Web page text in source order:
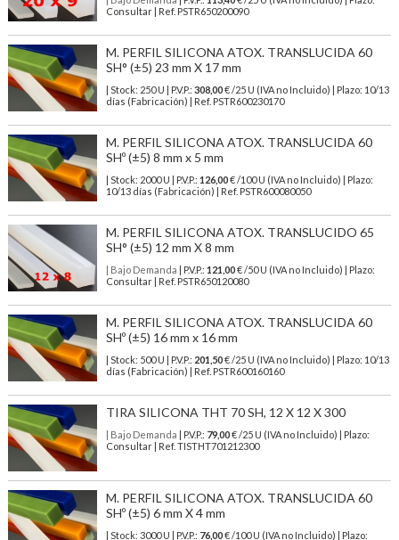
Consultar | Ref. PSTR650200090
M. PERFIL SILICONA ATOX. TRANSLUCIDA 60
SH° (±5) 23 mm X 17 mm
| Stock: 250 U | P.V.P.: 308,00€/25 U (IVA no Incluido)
| Plazo: 10/13
días (Fabricación) | Ref. PSTR600230170
M. PERFIL SILICONA ATOX. TRANSLUCIDA 60
SHº (±5) 8 mm x 5 mm
| Stock: 2000 U | P.V.P.: 126,00€/100 U (IVA no Incluido)
| Plazo:
10/13 días (Fabricación) | Ref. PSTR600080050
M. PERFIL SILICONA ATOX. TRANSLUCIDO 65
SH° (±5) 12 mm X 8 mm
| Bajo Demanda | P.V.P.: 121,00€ /50 U (IVA no Incluido) | Plazo:
Consultar | Ref. PSTR650120080
M. PERFIL SILICONA ATOX. TRANSLUCIDA 60
SHº (±5) 16 mm x 16 mm
| Stock: 500 U | P.V.P.: 201,50€/25 U (IVA no Incluido)
| Plazo: 10/13
días (Fabricación) | Ref. PSTR600160160
TIRA SILICONA THT 70 SH, 12 X 12 X 300
| Bajo Demanda | P.V.P.: 79,00€ /25 U (IVA no Incluido) | Plazo:
Consultar | Ref. TISTHT701212300
M. PERFIL SILICONA ATOX. TRANSLUCIDA 60
SHº (±5) 6 mm X 4 mm
| Stock: 3000 U | P.V.P.: 76,00€/100 U (IVA no Incluido) | Plazo: